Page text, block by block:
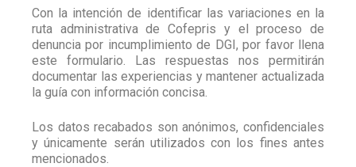
Con la intención de identificar las variaciones en la
ruta administrativa de Cofepris y el proceso de
denuncia por incumplimiento de DGI, por favor llena
este formulario. Las respuestas nos permitirán
documentar las experiencias y mantener actualizada
la guía con información concisa.
Los datos recabados son anónimos, confidenciales
y únicamente serán utilizados con los fines antes
mencionados.